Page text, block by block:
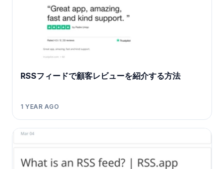
RSSフィードで顧客レビューを紹介する方法
1 YEAR AGO